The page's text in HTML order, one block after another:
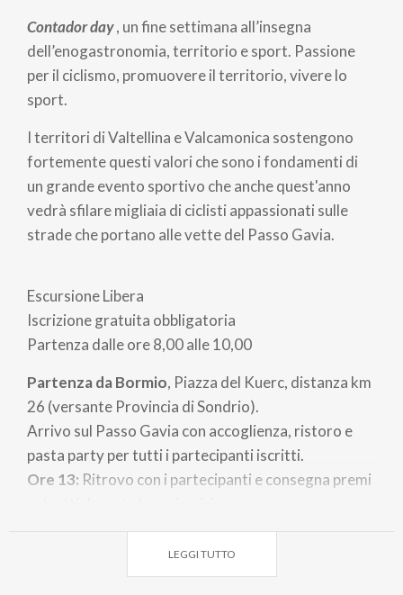
di
pane
Contador day, un fine settimana all’insegna
dell’enogastronomia, territorio e sport. Passione
per il ciclismo, promuovere il territorio, vivere lo
sport.
I territori di Valtellina e Valcamonica sostengono
fortemente questi valori che sono i fondamenti di
un grande evento sportivo che anche quest'anno
vedrà sfilare migliaia di ciclisti appassionati sulle
strade che portano alle vette del Passo Gavia.
Escursione Libera
Iscrizione gratuita obbligatoria
Partenza dalle ore 8,00 alle 10,00
Partenza da Bormio, Piazza del Kuerc, distanza km
26 (versante Provincia di Sondrio).
Arrivo sul Passo Gavia con accoglienza, ristoro e
pasta party per tutti i partecipanti iscritti.
Ore 13: Ritrovo con i partecipanti e consegna premi
Premia Alberto Contador. Grande festa con musica
LEGGI TUTTO